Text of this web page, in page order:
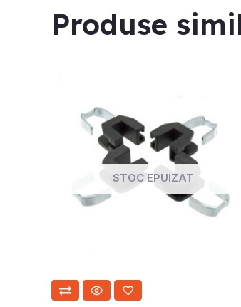
Produse
STOC EPUIZAT